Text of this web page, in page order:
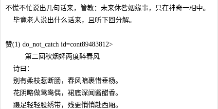
不慌不忙说出几句话来，管教：未来休咎姻缘事，只在神奇一相中。
毕竟老人说出什么话来，且听下回分解。
赞(1) do_not_catch id=cont89483812>
第二回秋烟婢两度醉春风
诗曰：
别有柔枝惹断肠，春风暗裹惜垂杨。
花阴略做鸳鸯偶，裙底深闻酱醋香。
蹑足轻轻股绣带，残更悄悄赴西厢。